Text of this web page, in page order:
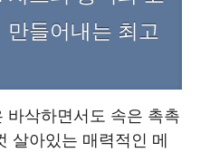
만들어내는 최고
바삭하면서도 속은 촉촉
살아있는 매력적인 메